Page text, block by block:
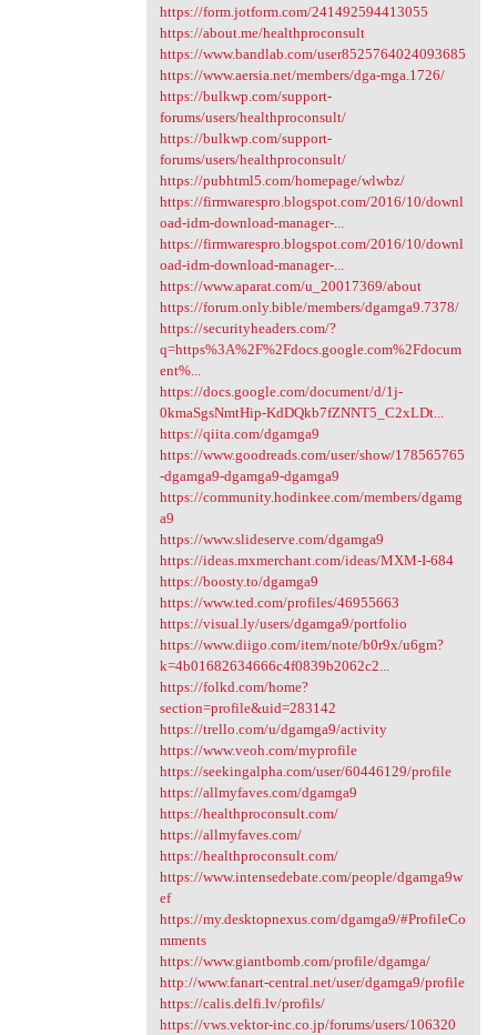
https://form.jotform.com/241492594413055
https://about.me/healthproconsult
https://www.bandlab.com/user8525764024093685
https://www.aersia.net/members/dga-mga.1726/
https://bulkwp.com/support-
forums/users/healthproconsult/
https://bulkwp.com/support-
forums/users/healthproconsult/
https://pubhtml5.com/homepage/wlwbz/
https://firmwarespro.blogspot.com/2016/10/downl
oad-idm-download-manager-...
https://firmwarespro.blogspot.com/2016/10/downl
oad-idm-download-manager-...
https://www.aparat.com/u_20017369/about
https://forum.only.bible/members/dgamga9.7378/
https://securityheaders.com/?
q=https%3A%2F%2Fdocs.google.com%2Fdocum
ent%...
https://docs.google.com/document/d/1j-
0kmaSgsNmtHip-KdDQkb7fZNNT5_C2xLDt...
https://qiita.com/dgamga9
https://www.goodreads.com/user/show/178565765
-dgamga9-dgamga9-dgamga9
https://community.hodinkee.com/members/dgamg
a9
https://www.slideserve.com/dgamga9
https://ideas.mxmerchant.com/ideas/MXM-I-684
https://boosty.to/dgamga9
https://www.ted.com/profiles/46955663
https://visual.ly/users/dgamga9/portfolio
https://www.diigo.com/item/note/b0r9x/u6gm?
k=4b01682634666c4f0839b2062c2...
https://folkd.com/home?
section=profile&uid=283142
https://trello.com/u/dgamga9/activity
https://www.veoh.com/myprofile
https://seekingalpha.com/user/60446129/profile
https://allmyfaves.com/dgamga9
https://healthproconsult.com/
https://allmyfaves.com/
https://healthproconsult.com/
https://www.intensedebate.com/people/dgamga9w
ef
https://my.desktopnexus.com/dgamga9/#ProfileCo
mments
https://www.giantbomb.com/profile/dgamga/
http://www.fanart-central.net/user/dgamga9/profile
https://calis.delfi.lv/profils/
https://vws.vektor-inc.co.jp/forums/users/106320